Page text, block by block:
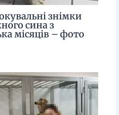
знімки
сина з
місяців – фото